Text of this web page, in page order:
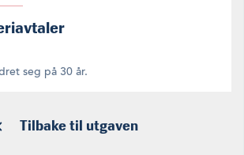
seg på 30 år.
Tilbake til utgaven